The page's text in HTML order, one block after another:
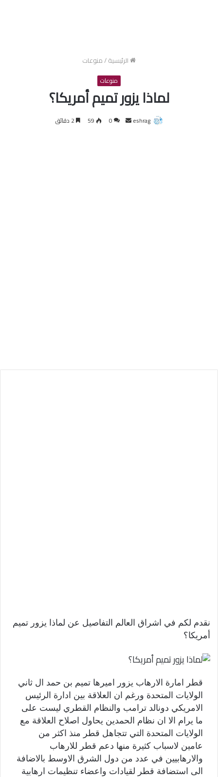
الرئيسية/منوعات
منوعات
لماذا يزور تميم أمريكا؟
eshrag
أرسل 0
59 2 دقائق
نقدم لكم في اشراق العالم التفاصيل عن لماذا يزور تميم
أمريكا؟
قطر امارة الارهاب يزور اميرها تميم بن حمد ال ثاني
الولايات المتحدة ورغم ان العلاقة بين ادارة الرئيس
الامريكي دونالد ترامب والنظام القطري ليست على
ما يرام الا ان نظام الحمدين يحاول اصلاح العلاقة مع
الولايات المتحدة التي تتجاهل قطر منذ اكثر من
عامين لاسباب كثيرة منها دعم قطر للارهاب
والارهابيين في عدد من دول الشرق الاوسط بالاضافة
الى استضافة قطر لقيادات واعضاء تنظيمات ارهابية